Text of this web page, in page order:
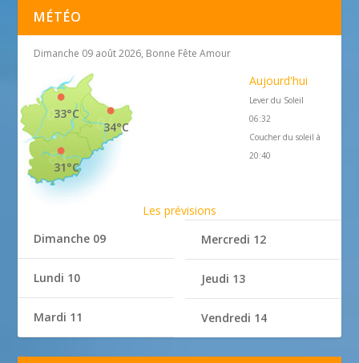
MÉTÉO
Dimanche 09 août 2026, Bonne Fête Amour
34°C
33°C
31°C
Aujourd'hui
Lever du Soleil
06:32
Coucher du soleil à
20:40
Les prévisions
Dimanche 09
Lundi 10
Mardi 11
Mercredi 12
Jeudi 13
Vendredi 14